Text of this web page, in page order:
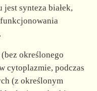
synteza białek,
określonego
cytoplazmie, podczas
(z określonym